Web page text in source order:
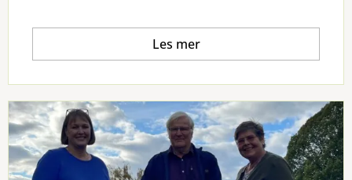
Les mer